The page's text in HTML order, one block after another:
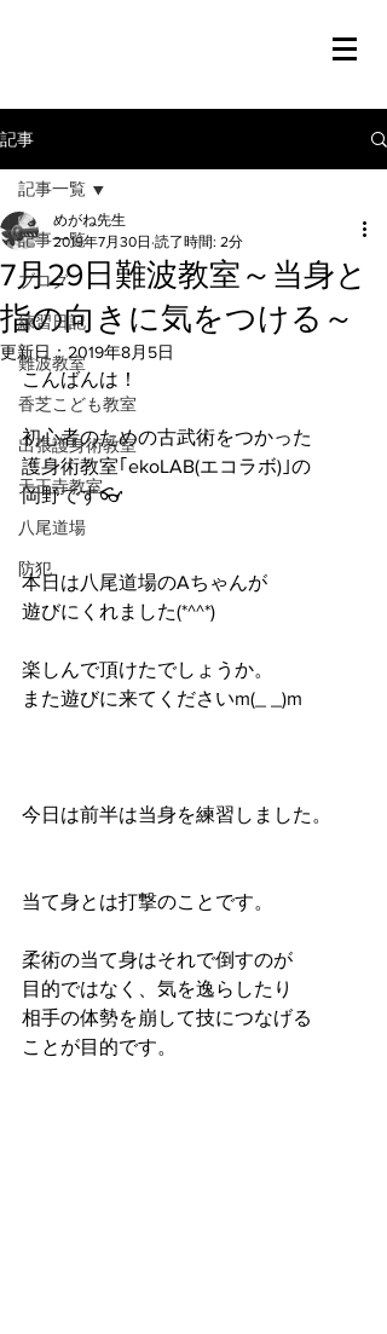
記事
記事一覧
ブログ
練習日記
難波教室
香芝こども教室
出張護身術教室
天王寺教室
八尾道場
防犯
記事一覧
7月29日難波教室～当身と
指の向きに気をつける～
めがね先生
2019年7月30日 読了時間: 2分
更新日： 2019年8月5日
こんばんは！
初心者のための古武術をつかった
護身術教室｢ekoLAB(エコラボ)｣の
岡野です👓
本日は八尾道場のAちゃんが
遊びにくれました(*^^*)
楽しんで頂けたでしょうか。
また遊びに来てくださいm(_ _)m
今日は前半は当身を練習しました。
当て身とは打撃のことです。
柔術の当て身はそれで倒すのが
目的ではなく、気を逸らしたり
相手の体勢を崩して技につなげる
ことが目的です。